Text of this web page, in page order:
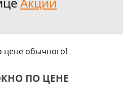
ПО ЦЕНЕ